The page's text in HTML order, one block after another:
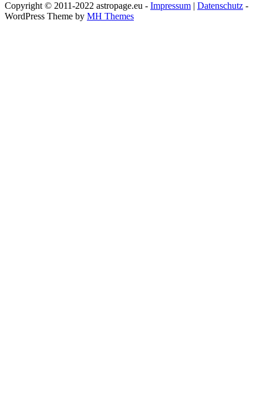
Copyright © 2011-2022 astropage.eu - Impressum | Datenschutz -
WordPress Theme by MH Themes